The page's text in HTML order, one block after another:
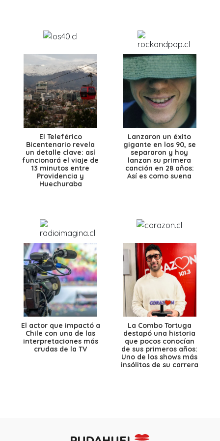
El Teleférico
Bicentenario revela
un detalle clave: así
funcionará el viaje de
13 minutos entre
Providencia y
Huechuraba
Lanzaron un éxito
gigante en los 90, se
separaron y hoy
lanzan su primera
canción en 28 años:
Así es como suena
El actor que impactó a
Chile con una de las
interpretaciones más
crudas de la TV
La Combo Tortuga
destapó una historia
que pocos conocían
de sus primeros años:
Uno de los shows más
insólitos de su carrera